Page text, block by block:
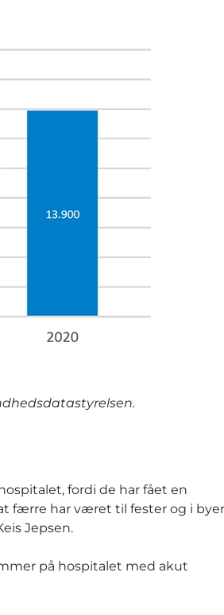
fordi de har fået en
færre har været til fester og i
Jepsen.
på hospitalet med akut